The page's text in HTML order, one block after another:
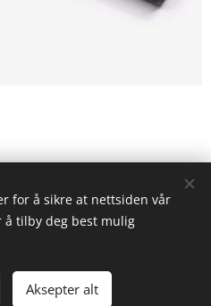
handlekurven
forbeholdt
for å sikre at nettsiden vår
å tilby deg best mulig
Aksepter alt